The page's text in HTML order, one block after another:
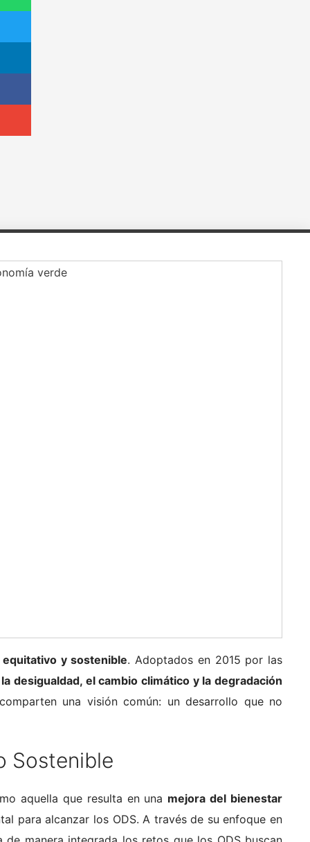
y sostenible. Adoptados en 2015 por las
desigualdad, el cambio climático y la degradación
una visión común: un desarrollo que no
Sostenible
aquella que resulta en una mejora del bienestar
para alcanzar los ODS. A través de su enfoque en